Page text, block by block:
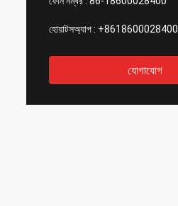
হোয়াটসঅ্যাপ : +8618600028400
যোগাযোগ